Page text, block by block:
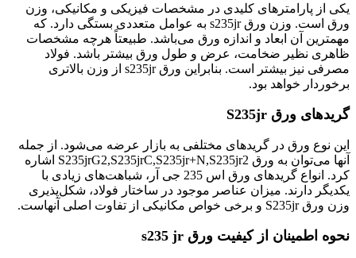
یکی از پارامترهای کلیدی در مشخصات فیزیکی و مکانیکی، وزن
ورق است. وزن ورق s235jr به عوامل متعددی بستگی دارد. که
مهمترین آن ابعاد و اندازه ورق می‌باشد. طبیعتاً هرچه مشخصات
ظاهری نظیر ضخامت، عرض و طول ورق بیشتر باشد. فولاد
مصرفی نیز بیشتر است. بنابراین ورق s235jr از وزن بالاتری
برخوردار خواهد بود.
گریدهای ورق S235jr
این نوع ورق در گریدهای مختلفی به بازار عرضه می‌شود. از جمله
آنها می‌توان به ورق S235jrG2,S235jrC,S235jr+N,S235jr2 اشاره
کرد. انواع گریدهای ورق اس 235 جی آر، شباهت‌های زیادی با
یکدیگر دارند. میزان عناصر موجود در ساختار فولاد، شکل‌پذیری
وزن ورق S235jr و برخی خواص مکانیکی از تفاوت اصلی آنهاست.
نحوه اطمینان از کیفیت ورق s235 jr